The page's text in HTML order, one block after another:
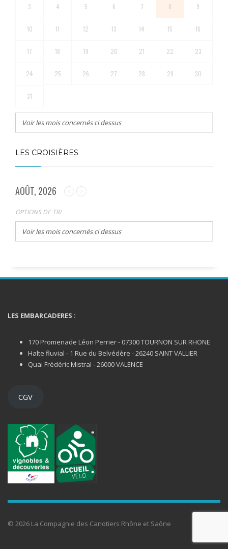
3 4 5 6 7 8 9
10 11 12 13 14 15 16
17 18 19 20 21 22 23
24 25 26 27 28 29 30
31
Voir les mois concernés ci dessus
LES CROISIÈRES
AOÛT, 2026
OPTIONS DE TRI
Voir les mois concernés ci dessus
LES EMBARCADERES :
170 Promenade Léon Perrier - 07300 TOURNON SUR RHONE
Halte fluvial - 1 Rue du Belvédère - 26240 SAINT VALLIER
Quai Frédéric Mistral - 26000 VALENCE
CGV
© 2026 La Compagnie des Canotiers Rhône et Saône